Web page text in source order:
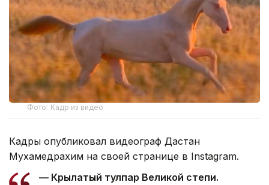
Фото: Кадр из видео
Кадры опубликовал видеограф Дастан
Мухамедрахим на своей странице в Instagram.
— Крылатый тулпар Великой степи.